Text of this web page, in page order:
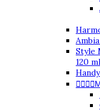
Style
120 ml
